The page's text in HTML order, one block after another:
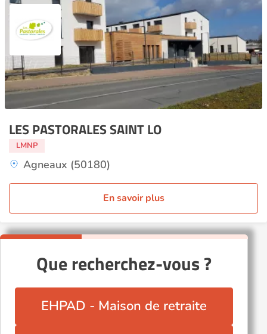
LES PASTORALES SAINT LO
LMNP
Agneaux (50180)
En savoir plus
Que recherchez-vous ?
EHPAD - Maison de retraite